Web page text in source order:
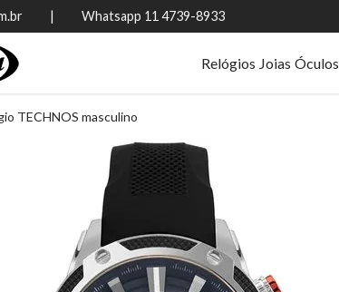
|          Whatsapp 11 4739-8933
Relógios Joias Óculos
TECHNOS masculino